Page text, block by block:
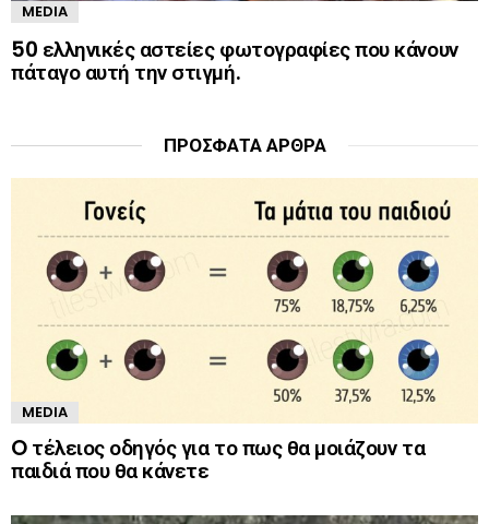
MEDIA
50 ελληνικές αστείες φωτογραφίες που κάνουν
πάταγο αυτή την στιγμή.
ΠΡΌΣΦΑΤΑ ΆΡΘΡΑ
MEDIA
O τέλειος οδηγός για το πως θα μοιάζουν τα
παιδιά που θα κάνετε